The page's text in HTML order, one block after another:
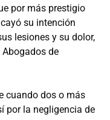
por más prestigio
su intención
lesiones y su dolor,
de
cuando dos o más
por la negligencia de